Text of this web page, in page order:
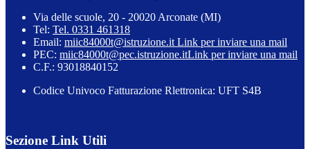
Via delle scuole, 20 - 20020 Arconate (MI)
Tel: Tel. 0331 461318
Email: miic84000t@istruzione.it Link per inviare una mail
PEC: miic84000t@pec.istruzione.itLink per inviare una mail
C.F.: 93018840152
Codice Univoco Fatturazione Rlettronica: UFT S4B
Sezione Link Utili